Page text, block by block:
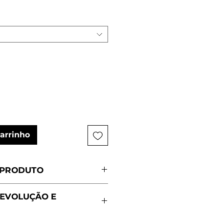
algodão e 10% licra
E